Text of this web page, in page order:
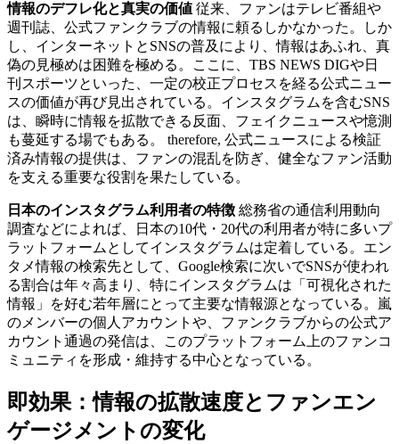
情報のデフレ化と真実の価値 従来、ファンはテレビ番組や
週刊誌、公式ファンクラブの情報に頼るしかなかった。しか
し、インターネットとSNSの普及により、情報はあふれ、真
偽の見極めは困難を極める。ここに、TBS NEWS DIGや日
刊スポーツといった、一定の校正プロセスを経る公式ニュー
スの価値が再び見出されている。インスタグラムを含むSNS
は、瞬時に情報を拡散できる反面、フェイクニュースや憶測
も蔓延する場でもある。 therefore, 公式ニュースによる検証
済み情報の提供は、ファンの混乱を防ぎ、健全なファン活動
を支える重要な役割を果たしている。
日本のインスタグラム利用者の特徴 総務省の通信利用動向
調査などによれば、日本の10代・20代の利用者が特に多いプ
ラットフォームとしてインスタグラムは定着している。エン
タメ情報の検索先として、Google検索に次いでSNSが使われ
る割合は年々高まり、特にインスタグラムは「可視化された
情報」を好む若年層にとって主要な情報源となっている。嵐
のメンバーの個人アカウントや、ファンクラブからの公式ア
カウント通過の発信は、このプラットフォーム上のファンコ
ミュニティを形成・維持する中心となっている。
即効果：情報の拡散速度とファンエン
ゲージメントの変化